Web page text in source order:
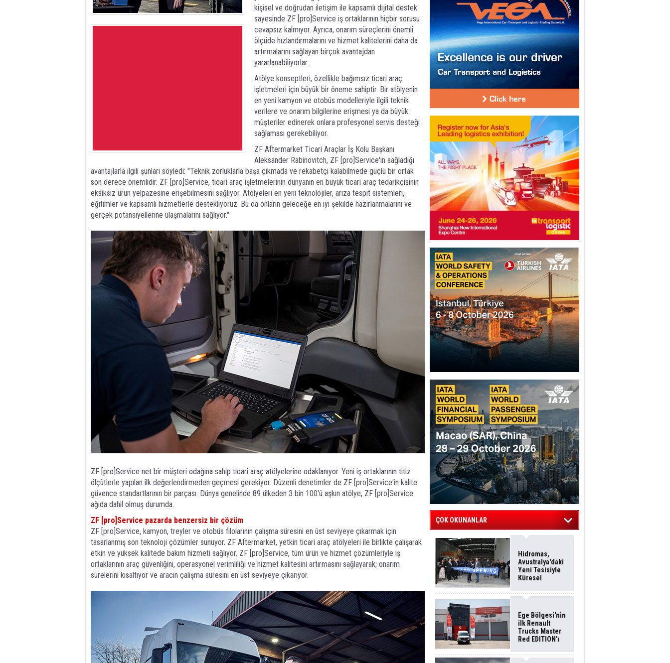
kişisel ve doğrudan iletişim ile kapsamlı dijital destek
sayesinde ZF [pro]Service iş ortaklarının hiçbir sorusu
cevapsız kalmıyor. Ayrıca, onarım süreçlerini önemli
ölçüde hızlandırmalarını ve hizmet kalitelerini daha da
artırmalarını sağlayan birçok avantajdan
yararlanabiliyorlar.
Atölye konseptleri, özellikle bağımsız ticari araç
işletmeleri için büyük bir öneme sahiptir. Bir atölyenin
en yeni kamyon ve otobüs modelleriyle ilgili teknik
verilere ve onarım bilgilerine erişmesi ya da büyük
müşteriler edinerek onlara profesyonel servis desteği
sağlaması gerekebiliyor.
ZF Aftermarket Ticari Araçlar İş Kolu Başkanı
Aleksander Rabinovitch, ZF [pro]Service'in sağladığı
avantajlarla ilgili şunları söyledi: "Teknik zorluklarla başa çıkmada ve rekabetçi kalabilmede güçlü bir ortak
son derece önemlidir. ZF [pro]Service, ticari araç işletmelerinin dünyanın en büyük ticari araç tedarikçisinin
eksiksiz ürün yelpazesine erişebilmesini sağlıyor. Atölyeleri en yeni teknolojiler, arıza tespit sistemleri,
eğitimler ve kapsamlı hizmetlerle destekliyoruz. Bu da onların geleceğe en iyi şekilde hazırlanmalarını ve
gerçek potansiyellerine ulaşmalarını sağlıyor."
ZF [pro]Service net bir müşteri odağına sahip ticari araç atölyelerine odaklanıyor. Yeni iş ortaklarının titiz
ölçütlerle yapılan ilk değerlendirmeden geçmesi gerekiyor. Düzenli denetimler de ZF [pro]Service'in kalite
güvence standartlarının bir parçası. Dünya genelinde 89 ülkeden 3 bin 100'ü aşkın atölye, ZF [pro]Service
ağıda dahil olmuş durumda.
ZF [pro]Service pazarda benzersiz bir çözüm
ZF [pro]Service, kamyon, treyler ve otobüs filolarının çalışma süresini en üst seviyeye çıkarmak için
tasarlanmış son teknoloji çözümler sunuyor. ZF Aftermarket, yetkin ticari araç atölyeleri ile birlikte çalışarak
etkin ve yüksek kalitede bakım hizmeti sağlıyor. ZF [pro]Service, tüm ürün ve hizmet çözümleriyle iş
ortaklarının araç güvenliğini, operasyonel verimliliği ve hizmet kalitesini artırmasını sağlayarak; onarım
sürelerini kısaltıyor ve aracın çalışma süresini en üst seviyeye çıkarıyor.
ÇOK OKUNANLAR
Hidromas,
Avustralya'daki
Yeni Tesisiyle
Küresel
Sürdürüyor
Ege Bölgesi'nin
ilk Renault
Trucks Master
Red EDITION'ı
Filosuna Katıldı